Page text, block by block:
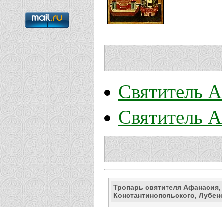
Святитель
Святитель
Тропарь святителя Афанасия,
Константинопольского,